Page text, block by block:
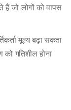
हैं जो लोगों को वापस
मूल्य बढ़ा सकता
को गतिशील होना